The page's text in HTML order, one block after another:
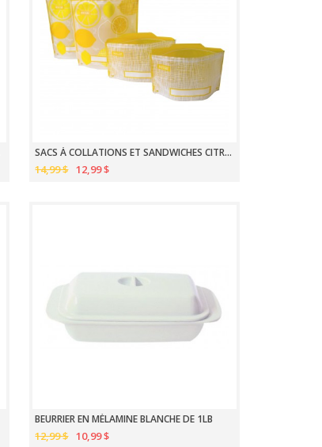
SACS À COLLATIONS ET SANDWICHES CITRON PAQUET DE 4
14,99 $ 12,99 $
BEURRIER EN MÉLAMINE BLANCHE DE 1LB
12,99 $ 10,99 $